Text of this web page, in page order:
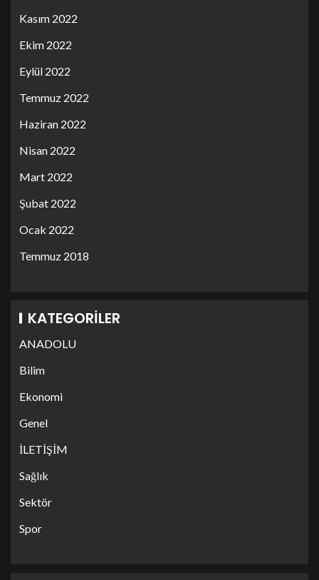
Kasım 2022
Ekim 2022
Eylül 2022
Temmuz 2022
Haziran 2022
Nisan 2022
Mart 2022
Şubat 2022
Ocak 2022
Temmuz 2018
KATEGORILER
ANADOLU
Bilim
Ekonomi
Genel
İLETİŞİM
Sağlık
Sektör
Spor